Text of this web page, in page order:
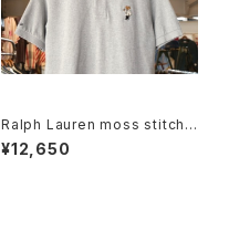
Ralph Lauren moss stitch
polo Shirt "POLO BEAR"
¥12,650